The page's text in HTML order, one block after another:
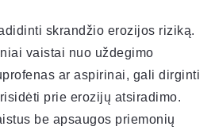
skrandžio erozijos riziką.
vaistai nuo uždegimo
ar aspirinai, gali dirginti
prie erozijų atsiradimo.
be apsaugos priemonių